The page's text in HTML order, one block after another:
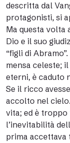
descritta dal
protagonisti, si
Ma questa volta
Dio e il suo
“figli di
mensa celeste;
eterni, è caduto
Se il ricco
accolto nel
vita; ed è
l’inevitabilità
prima accettava